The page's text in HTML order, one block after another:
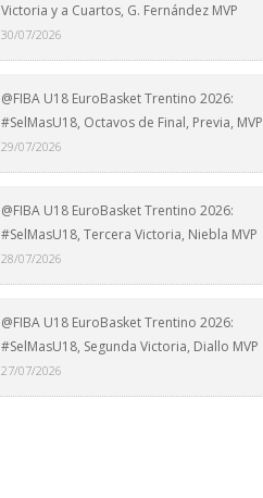
Victoria y a Cuartos, G. Fernández MVP
30/07/2026
@FIBA U18 EuroBasket Trentino 2026:
#SelMasU18, Octavos de Final, Previa, MVP
29/07/2026
@FIBA U18 EuroBasket Trentino 2026:
#SelMasU18, Tercera Victoria, Niebla MVP
28/07/2026
@FIBA U18 EuroBasket Trentino 2026:
#SelMasU18, Segunda Victoria, Diallo MVP
27/07/2026